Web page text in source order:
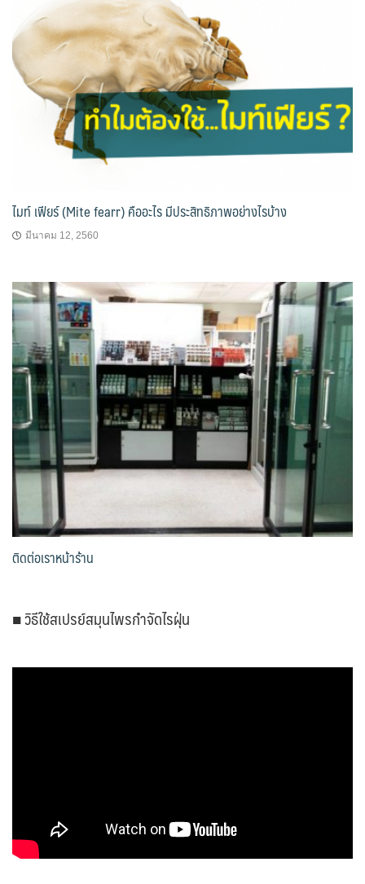
ไมท์ เฟียร์ (Mite fearr) คืออะไร มีประสิทธิภาพอย่างไรบ้าง
มีนาคม 12, 2560
ติดต่อเราหน้าร้าน
■ วิธีใช้สเปรย์สมุนไพรกำจัดไรฝุ่น